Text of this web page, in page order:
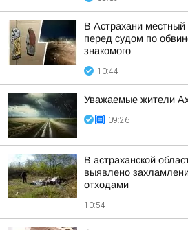
В Астрахани
перед судом по
знакомого
10:44
Уважаемые жители
09:26
В астраханской
выявлено
отходами
10:54